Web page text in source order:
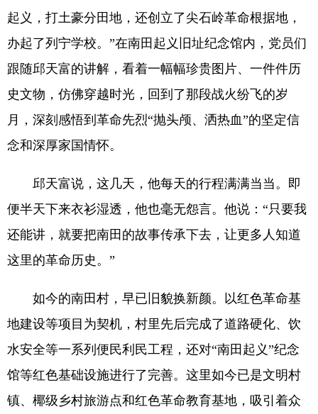
起义，打土豪分田地，还创立了尖石岭革命根据地，
办起了列宁学校。”在南田起义旧址纪念馆内，党员们
跟随邱天富的讲解，看着一幅幅珍贵图片、一件件历
史文物，仿佛穿越时光，回到了那段战火纷飞的岁
月，深刻感悟到革命先烈“抛头颅、洒热血”的坚定信
念和深厚家国情怀。
邱天富说，这几天，他每天的行程满满当当。即
便半天下来衣衫湿透，他也毫无怨言。他说：“只要我
还能讲，就要把南田的故事传承下去，让更多人知道
这里的革命历史。”
如今的南田村，早已旧貌换新颜。以红色革命基
地建设等项目为契机，村里先后完成了道路硬化、饮
水安全等一系列便民利民工程，还对“南田起义”纪念
馆等红色基础设施进行了完善。这里如今已是文明村
镇、椰级乡村旅游点和红色革命教育基地，吸引着众